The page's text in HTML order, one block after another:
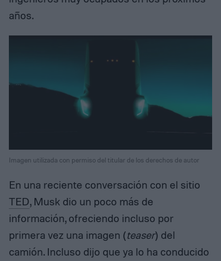
años.
Imagen utilizada con permiso del titular de los derechos de autor
En una reciente conversación con el sitio
TED, Musk dio un poco más de
información, ofreciendo incluso por
primera vez una imagen (teaser) del
camión. Incluso dijo que ya lo ha conducido